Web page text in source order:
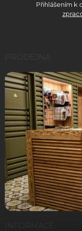
Přihlášením k
PRODEJNA